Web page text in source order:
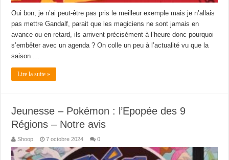
Oui bon, je n’ai peut-être pas pris le meilleur exemple mais je n’allais
pas mettre Gandalf, parait que les magiciens ne sont jamais en
avance ou en retard, ils arrivent précisément à l’heure donc pourquoi
s’embêter avec un agenda ? On colle un peu à l’actualité vu que la
saison …
Lire la suite »
Jeunesse – Pokémon : l’Epopée des 9
Régions – Notre avis
Shoop 7 octobre 2024 0